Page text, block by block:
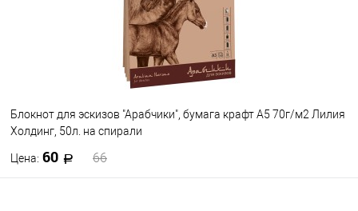
Блокнот для эскизов "Арабчики", бумага крафт А5 70г/м2 Лилия
Холдинг, 50л. на спирали
Цена: 60 66